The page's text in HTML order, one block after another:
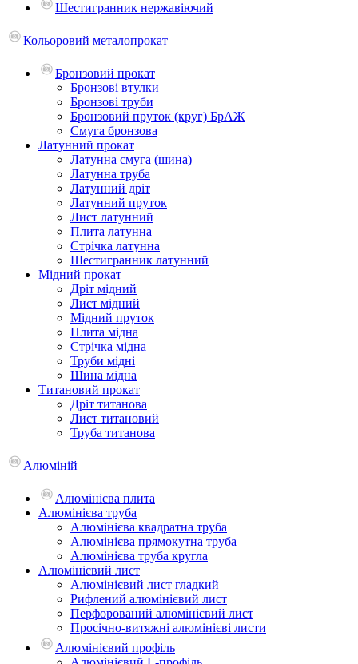
Шестигранник нержавіючий
Кольоровий металопрокат
Бронзовий прокат
Бронзові втулки
Бронзові труби
Бронзовий пруток (круг) БрАЖ
Смуга бронзова
Латунний прокат
Латунна смуга (шина)
Латунна труба
Латунний дріт
Латунний пруток
Лист латунний
Плита латунна
Стрічка латунна
Шестигранник латунний
Мідний прокат
Дріт мідний
Лист мідний
Мідний пруток
Плита мідна
Стрічка мідна
Труби мідні
Шина мідна
Титановий прокат
Дріт титанова
Лист титановий
Труба титанова
Алюміній
Алюмінієва плита
Алюмінієва труба
Алюмінієва квадратна труба
Алюмінієва прямокутна труба
Алюмінієва труба кругла
Алюмінієвий лист
Алюмінієвий лист гладкий
Рифлений алюмінієвий лист
Перфорований алюмінієвий лист
Просічно-витяжні алюмінієві листи
Алюмінієвий профіль